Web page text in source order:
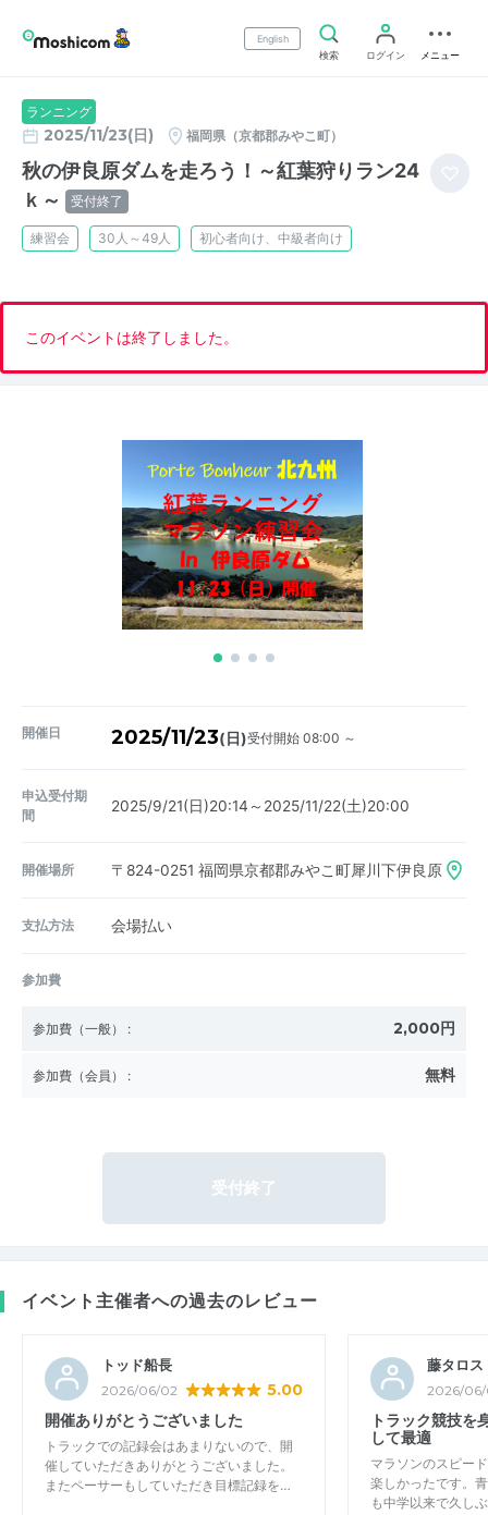
English
検索
ログイン メニュー
ランニング
2025/11/23(日) 福岡県（京都郡みやこ町）
秋の伊良原ダムを走ろう！～紅葉狩りラン24
ｋ～
受付終了
練習会 30人～49人 初心者向け、中級者向け
このイベントは終了しました。
開催日 2025/11/23(日)受付開始 08:00 ～
申込受付期
間
2025/9/21(日)20:14～2025/11/22(土)20:00
開催場所 〒824-0251 福岡県京都郡みやこ町犀川下伊良原
支払方法 会場払い
参加費
参加費（一般） : 2,000円
参加費（会員） : 無料
受付終了
イベント主催者への過去のレビュー
トッド船長
2026/06/02 5.00
開催ありがとうございました
トラックでの記録会はあまりないので、開
催していただきありがとうございました。
またペーサーもしていただき目標記録を…
藤タロス
2026/
トラック競技を
して最適
マラソンのスピー
楽しかったです。
も中学以来で久し